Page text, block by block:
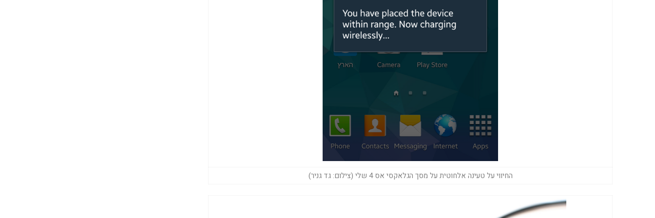
החיווי על טעינה אלחוטית על מסך הגלאקסי אס 4 שלי (צילום: גד גניר)